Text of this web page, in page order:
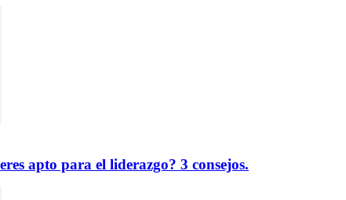
apto para el liderazgo? 3 consejos.